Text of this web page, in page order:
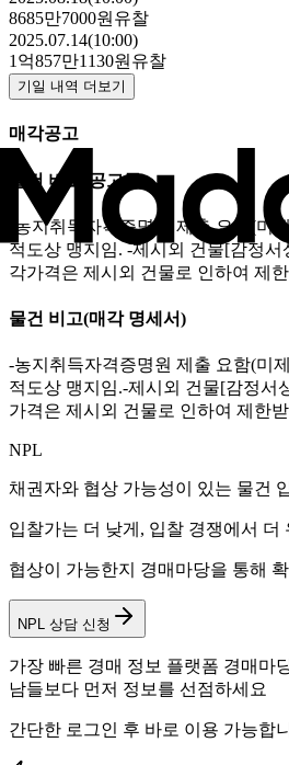
8685만7000원 유찰
2025.07.14(10:00)
1억857만1130원 유찰
기일 내역 더보기
매각공고
물건 비고 (공고문)
-농지취득자격증명원 제출 요함(미
적도상 맹지임. -제시외 건물[감정
각가격은 제시외 건물로 인하여 제
물건 비고(매각 명세서)
-농지취득자격증명원 제출 요함(미
적도상 맹지임.-제시외 건물[감정서
가격은 제시외 건물로 인하여 제한
NPL
채권자와 협상 가능성이 있는 물건
입찰가는 더 낮게, 입찰 경쟁에서 더
협상이 가능한지 경매마당을 통해
NPL 상담 신청
가장 빠른 경매 정보 플랫폼 경매마
남들보다 먼저 정보를 선점하세요
간단한 로그인 후 바로 이용 가능합